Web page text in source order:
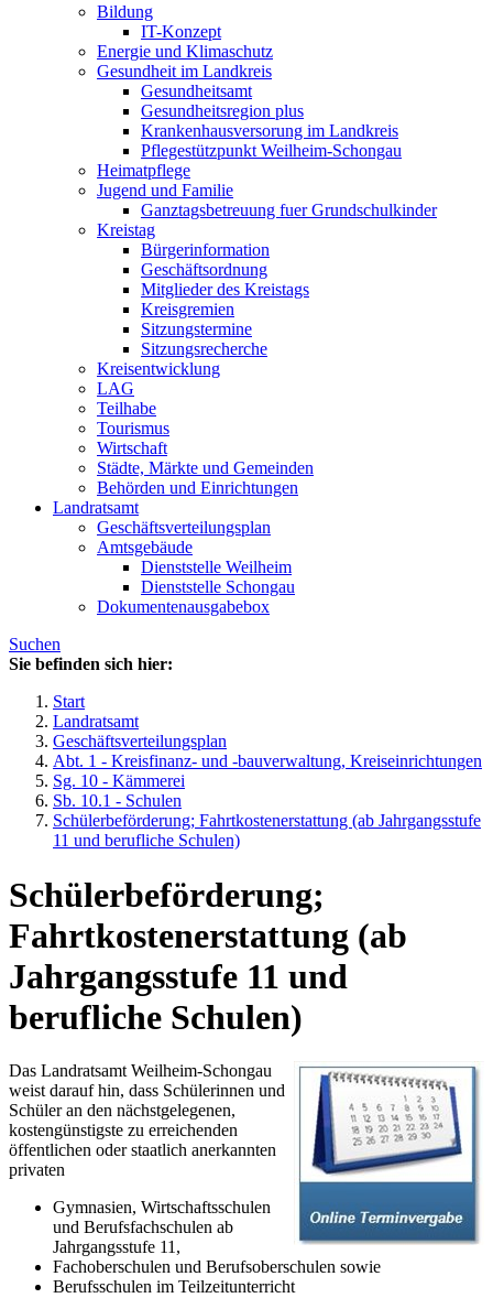
Bildung
IT-Konzept
Energie und Klimaschutz
Gesundheit im Landkreis
Gesundheitsamt
Gesundheitsregion plus
Krankenhausversorung im Landkreis
Pflegestützpunkt Weilheim-Schongau
Heimatpflege
Jugend und Familie
Ganztagsbetreuung fuer Grundschulkinder
Kreistag
Bürgerinformation
Geschäftsordnung
Mitglieder des Kreistags
Kreisgremien
Sitzungstermine
Sitzungsrecherche
Kreisentwicklung
LAG
Teilhabe
Tourismus
Wirtschaft
Städte, Märkte und Gemeinden
Behörden und Einrichtungen
Landratsamt
Geschäftsverteilungsplan
Amtsgebäude
Dienststelle Weilheim
Dienststelle Schongau
Dokumentenausgabebox
Suchen
Sie befinden sich hier:
Start
Landratsamt
Geschäftsverteilungsplan
Abt. 1 - Kreisfinanz- und -bauverwaltung, Kreiseinrichtungen
Sg. 10 - Kämmerei
Sb. 10.1 - Schulen
Schülerbeförderung; Fahrtkostenerstattung (ab Jahrgangsstufe
11 und berufliche Schulen)
Schülerbeförderung;
Fahrtkostenerstattung (ab
Jahrgangsstufe 11 und
berufliche Schulen)
Das Landratsamt Weilheim-Schongau
weist darauf hin, dass Schülerinnen und
Schüler an den nächstgelegenen,
kostengünstigste zu erreichenden
öffentlichen oder staatlich anerkannten
privaten
Gymnasien, Wirtschaftsschulen
und Berufsfachschulen ab
Jahrgangsstufe 11,
Fachoberschulen und Berufsoberschulen sowie
Berufsschulen im Teilzeitunterricht